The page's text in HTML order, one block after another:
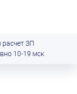
расчет ЗП
10‑19 мск